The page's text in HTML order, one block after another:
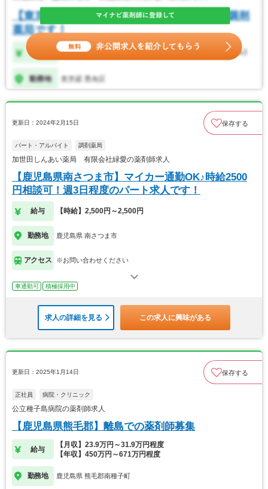
更新日：2024年2月15日 保存する
パート・アルバイト 調剤薬局
加世田しんあい薬局 有限会社緑愛の薬剤師求人
【鹿児島県南さつま市】マイカー通勤OK♪時給2500
円相談可！週3日程度のパート求人です！
給与 【時給】2,500円～2,500円
勤務地 鹿児島県 南さつま市
アクセス ※お問い合わせください
車通勤可 積極採用中
求人の詳細を見る この求人に興味がある
更新日：2025年1月14日 保存する
正社員 病院・クリニック
公立種子島病院の薬剤師求人
【鹿児島県熊毛郡】離島での薬剤師募集
給与
【月収】23.9万円～31.9万円程度
【年収】450万円～671万円程度
勤務地 鹿児島県 熊毛郡南種子町